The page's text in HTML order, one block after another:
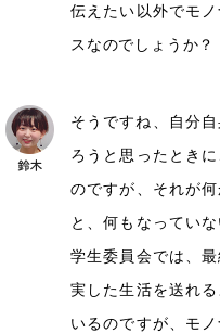
伝えたい以外でモ
スなのでしょうか？
そうですね、自分
ろうと思ったとき
のですが、それが
と、何もなってい
学生委員会では、
実した生活を送れ
いるのですが、モ